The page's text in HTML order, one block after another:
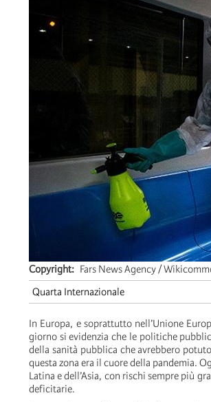
Copyright
Fars News Agency /
Quarta Internazionale
In Europa, e soprattutto nell’Unione
giorno si evidenzia che le politiche
della sanità pubblica che avrebbero
questa zona era il cuore della pandemia.
Latina e dell’Asia, con rischi sempre più
deficitarie.